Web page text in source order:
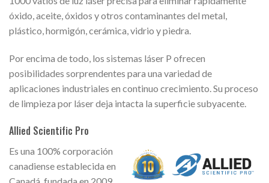
óxido, aceite, óxidos y otros contaminantes del metal,
plástico, hormigón, cerámica, vidrio y piedra.
Por encima de todo, los sistemas láser P ofrecen
posibilidades sorprendentes para una variedad de
aplicaciones industriales en continuo crecimiento. Su proceso
de limpieza por láser deja intacta la superficie subyacente.
Allied Scientific Pro
Es una 100% corporación
canadiense establecida en
Canadá, fundada en 2009